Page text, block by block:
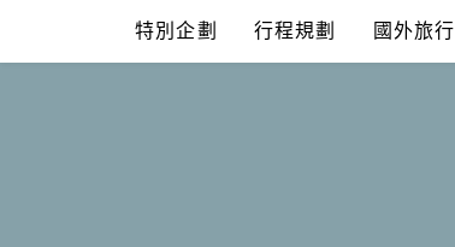
content
特別企劃 行程規劃 國外旅行